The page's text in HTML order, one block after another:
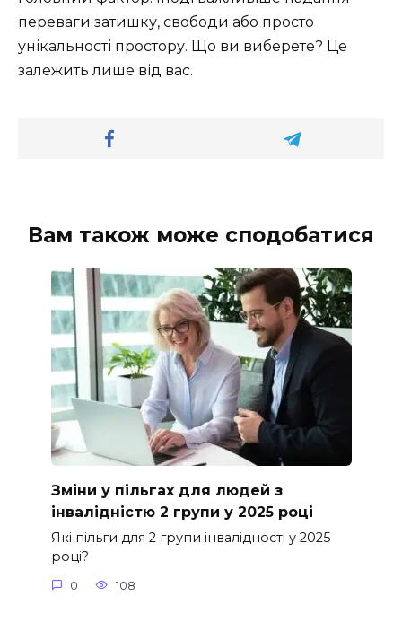
переваги затишку, свободи або просто
унікальності простору. Що ви виберете? Це
залежить лише від вас.
Вам також може сподобатися
Зміни у пільгах для людей з
інвалідністю 2 групи у 2025 році
Які пільги для 2 групи інвалідності у 2025
році?
0 108